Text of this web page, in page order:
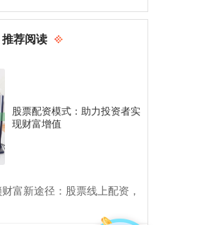
推荐阅读
股票配资模式：助力投资者实
现财富增值
富新途径：股票线上配资，